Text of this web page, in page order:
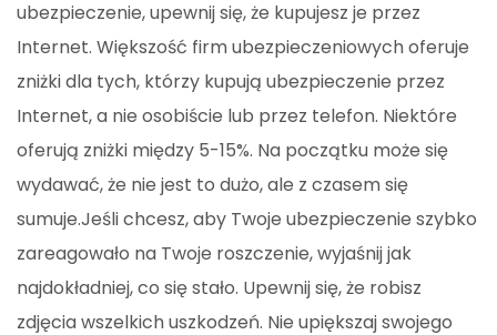
ubezpieczenie, upewnij się, że kupujesz je przez
Internet. Większość firm ubezpieczeniowych oferuje
zniżki dla tych, którzy kupują ubezpieczenie przez
Internet, a nie osobiście lub przez telefon. Niektóre
oferują zniżki między 5-15%. Na początku może się
wydawać, że nie jest to dużo, ale z czasem się
sumuje.Jeśli chcesz, aby Twoje ubezpieczenie szybko
zareagowało na Twoje roszczenie, wyjaśnij jak
najdokładniej, co się stało. Upewnij się, że robisz
zdjęcia wszelkich uszkodzeń. Nie upiększaj swojego